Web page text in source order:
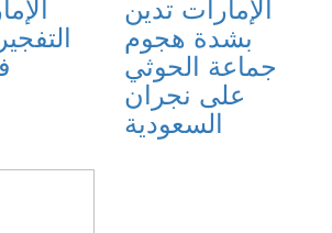
بشدة هجوم
جماعة الحوثي
على نجران
السعودية